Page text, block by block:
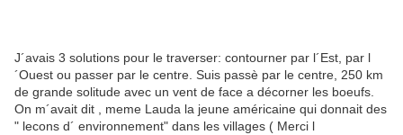
J´avais 3 solutions pour le traverser: contourner par l´Est, par l
´Ouest ou passer par le centre. Suis passè par le centre, 250 km
de grande solitude avec un vent de face a décorner les boeufs.
On m´avait dit , meme Lauda la jeune américaine qui donnait des
" lecons d´ environnement" dans les villages ( Merci l